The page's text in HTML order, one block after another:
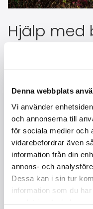
Denna webbplats
Vi använder
och annonserna till
för sociala medier och
vidarebefordrar även
information från din
annons- och
Dessa kan i sin tur
information som du
Hjälp med
Tydliga
underlag för
Bygglov innebär att
byggnad eller
behövas vid
större förråd eller
tomten och utemiljön.
Destil form &
ritningar och underlag
hur det placeras och
omgivning.